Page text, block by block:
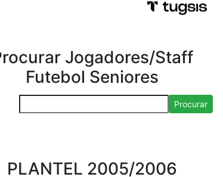
Jogadores/Staff
Futebol Seniores
Procurar
PLANTEL 2005/2006